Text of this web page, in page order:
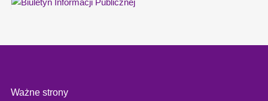
Ważne strony